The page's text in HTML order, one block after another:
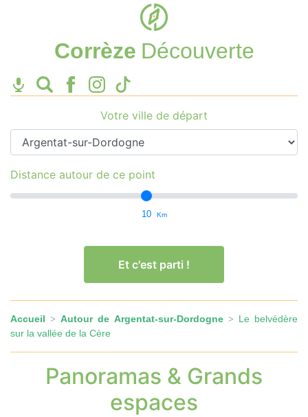
Corrèze Découverte
Votre ville de départ
Distance autour de ce point
10 Km
Et c'est parti !
Accueil >Autour de Argentat-sur-Dordogne> Le belvédère
sur la vallée de la Cère
Panoramas & Grands
espaces